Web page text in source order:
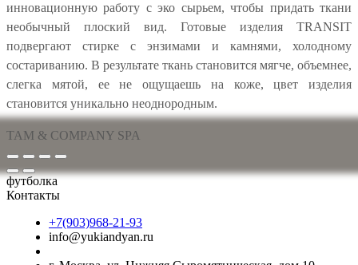
инновационную работу с эко сырьем, чтобы придать ткани
необычный плоский вид. Готовые изделия TRANSIT
подвергают стирке с энзимами и камнями, холодному
состариванию. В результате ткань становится мягче, объемнее,
слегка мятой, ее не ощущаешь на коже, цвет изделия
становится уникально неоднородным.
TAM & COMPANY SPA
футболка
Контакты
+7(903)968-21-93
info@yukiandyan.ru